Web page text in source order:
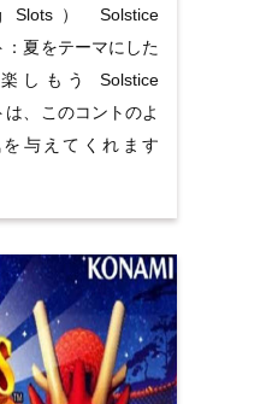
Slots） Solstice
夏をテーマにした
しもう Solstice
、このコントのよ
与えてくれます